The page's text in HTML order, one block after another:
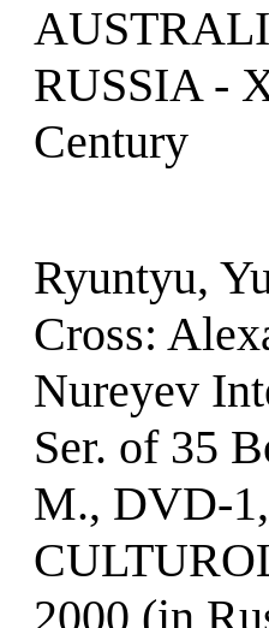
RUSSIA -
Century
Ryuntyu,
Cross:
Nureyev
Ser. of 35
M., DVD-
2000 (in